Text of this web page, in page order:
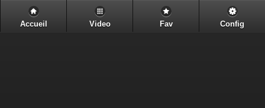
Accueil Video Fav Config